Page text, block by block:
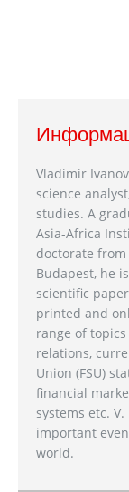
Vladimir
science
studies. A
Asia-Africa
doctorate
Budapest, he
scientific
printed and
range of
relations,
Union (FSU)
financial
systems etc.
important
world.